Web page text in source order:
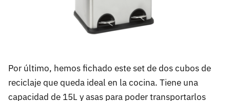
Por último, hemos fichado este set de dos cubos de
reciclaje que queda ideal en la cocina. Tiene una
capacidad de 15L y asas para poder transportarlos